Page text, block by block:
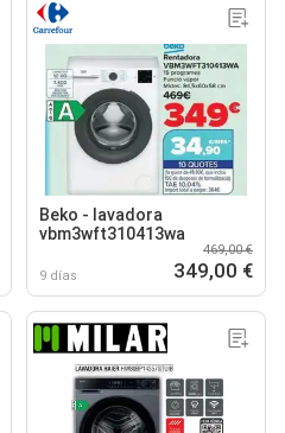
Beko - lavadora
vbm3wft310413wa
9 días
469,00 €
349,00 €